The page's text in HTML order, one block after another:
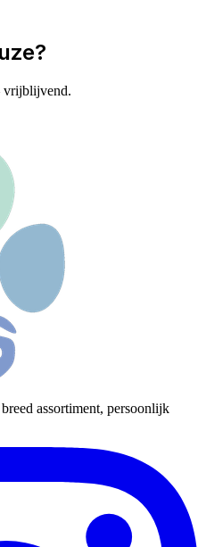
vrijblijvend.
assortiment, persoonlijk